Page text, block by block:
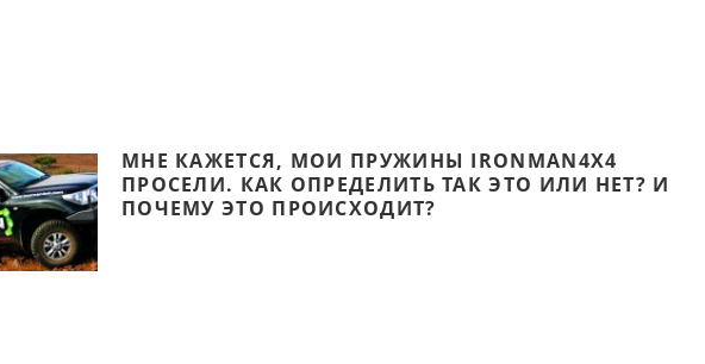
МНЕ КАЖЕТСЯ, МОИ ПРУЖИНЫ IRONMAN4X4
ПРОСЕЛИ. КАК ОПРЕДЕЛИТЬ ТАК ЭТО ИЛИ НЕТ? И
ПОЧЕМУ ЭТО ПРОИСХОДИТ?